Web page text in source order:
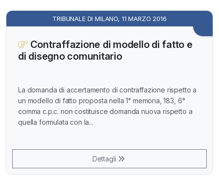
TRIBUNALE DI MILANO, 11 MARZO 2016
Contraffazione di modello di fatto e
di disegno comunitario
La domanda di accertamento di contraffazione rispetto a
un modello di fatto proposta nella 1° memoria, 183, 6°
comma c.p.c. non costituisce domanda nuova rispetto a
quella formulata con la...
Dettagli